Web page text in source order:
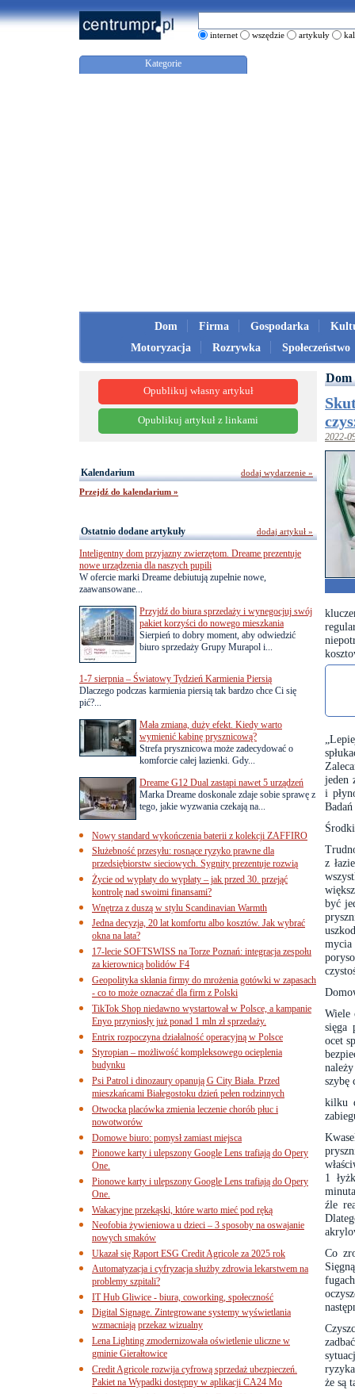
internet wszędzie artykuły
Kategorie
Dom Firma Gospodarka
Motoryzacja
Rozrywka Społeczeństwo
2022-
jeden
i
z
być
Wiele
sięga
ocet
szybę
kilku
1
źle
Co
że są
Opublikuj własny artykuł
Opublikuj artykuł z linkami
Kalendarium
Przejdź do kalendarium »
dodaj wydarzenie »
Ostatnio dodane artykuły
Inteligentny dom przyjazny zwierzętom. Dreame prezentuje
nowe urządzenia dla naszych pupili
W ofercie marki Dreame debiutują zupełnie nowe,
zaawansowane...
Przyjdź do biura sprzedaży i wynegocjuj swój
pakiet korzyści do nowego mieszkania
Sierpień to dobry moment, aby odwiedzić
biuro sprzedaży Grupy Murapol i...
1-7 sierpnia – Światowy Tydzień Karmienia Piersią
Dlaczego podczas karmienia piersią tak bardzo chce Ci się
pić?...
Mała zmiana, duży efekt. Kiedy warto
wymienić kabinę prysznicową?
Strefa prysznicowa może zadecydować o
komforcie całej łazienki. Gdy...
Dreame G12 Dual zastąpi nawet 5 urządzeń
Marka Dreame doskonale zdaje sobie sprawę z
tego, jakie wyzwania czekają na...
Nowy standard wykończenia baterii z kolekcji ZAFFIRO
Służebność przesyłu: rosnące ryzyko prawne dla
przedsiębiorstw sieciowych. Sygnity prezentuje rozwią
Życie od wypłaty do wypłaty – jak przed 30. przejąć
kontrolę nad swoimi finansami?
Wnętrza z duszą w stylu Scandinavian Warmth
Jedna decyzja, 20 lat komfortu albo kosztów. Jak wybrać
okna na lata?
17-lecie SOFTSWISS na Torze Poznań: integracja zespołu
za kierownicą bolidów F4
Geopolityka skłania firmy do mrożenia gotówki w zapasach
- co to może oznaczać dla firm z Polski
TikTok Shop niedawno wystartował w Polsce, a kampanie
Enyo przyniosły już ponad 1 mln zł sprzedaży.
Entrix rozpoczyna działalność operacyjną w Polsce
Styropian – możliwość kompleksowego ocieplenia
budynku
Psi Patrol i dinozaury opanują G City Biała. Przed
mieszkańcami Białegostoku dzień pełen rodzinnych
Otwocka placówka zmienia leczenie chorób płuc i
nowotworów
Domowe biuro: pomysł zamiast miejsca
Pionowe karty i ulepszony Google Lens trafiają do Opery
One.
Pionowe karty i ulepszony Google Lens trafiają do Opery
One.
Wakacyjne przekąski, które warto mieć pod ręką
Neofobia żywieniowa u dzieci – 3 sposoby na oswajanie
nowych smaków
Ukazał się Raport ESG Credit Agricole za 2025 rok
Automatyzacja i cyfryzacja służby zdrowia lekarstwem na
problemy szpitali?
IT Hub Gliwice - biura, coworking, społeczność
Digital Signage. Zintegrowane systemy wyświetlania
wzmacniają przekaz wizualny
Lena Lighting zmodernizowała oświetlenie uliczne w
gminie Gierałtowice
Credit Agricole rozwija cyfrową sprzedaż ubezpieczeń.
Pakiet na Wypadki dostępny w aplikacji CA24 Mo
dodaj artykuł »